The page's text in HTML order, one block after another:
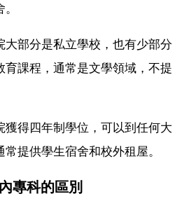
大部分是私立學校，也有少部分
育課程，通常是文學領域，不提
獲得四年制學位，可以到任何大
提供學生宿舍和校外租屋。
專科的區別